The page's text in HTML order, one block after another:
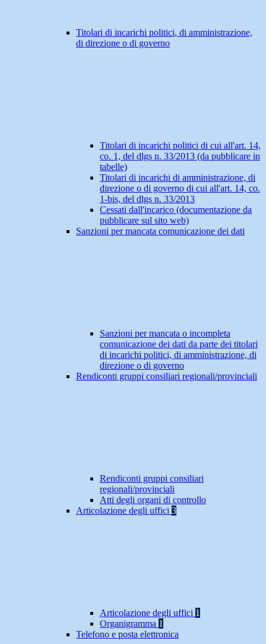
Titolari di incarichi politici, di amministrazione,
di direzione o di governo
Titolari di incarichi politici di cui all'art. 14,
co. 1, del dlgs n. 33/2013 (da pubblicare in
tabelle)
Titolari di incarichi di amministrazione, di
direzione o di governo di cui all'art. 14, co.
1-bis, del dlgs n. 33/2013
Cessati dall'incarico (documentazione da
pubblicare sul sito web)
Sanzioni per mancata comunicazione dei dati
Sanzioni per mancata o incompleta
comunicazione dei dati da parte dei titolari
di incarichi politici, di amministrazione, di
direzione o di governo
Rendiconti gruppi consiliari regionali/provinciali
Rendiconti gruppi consiliari
regionali/provinciali
Atti degli organi di controllo
Articolazione degli uffici 3
Articolazione degli uffici 1
Organigramma 1
Telefono e posta elettronica